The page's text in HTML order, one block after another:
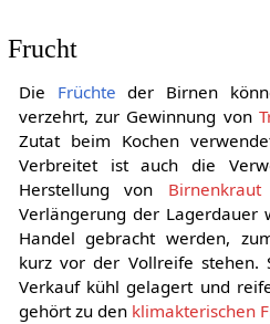
Frucht
Die Früchte der Birnen
verzehrt, zur Gewinnung von
Zutat beim Kochen
Verbreitet ist auch die
Herstellung von Birnenkraut
Verlängerung der
Handel gebracht werden,
kurz vor der Vollreife stehen.
Verkauf kühl gelagert und
gehört zu den klimakterischen